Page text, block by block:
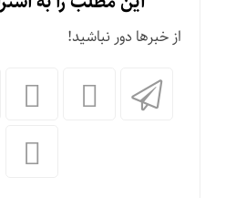
از خبرها دور نباشید!